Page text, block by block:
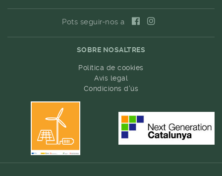
Pots seguir-nos a
SOBRE NOSALTRES
Política de cookies
Avís legal
Condicions d'ús